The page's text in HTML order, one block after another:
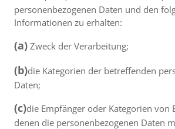
personenbezogenen Daten und den
Informationen zu erhalten:
(a) Zweck der Verarbeitung;
(b)die Kategorien der betreffenden
Daten;
(c)die Empfänger oder Kategorien von
denen die personenbezogenen Daten